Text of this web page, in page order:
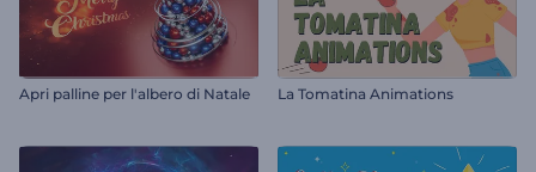
Apri palline per l'albero di Natale La Tomatina Animations